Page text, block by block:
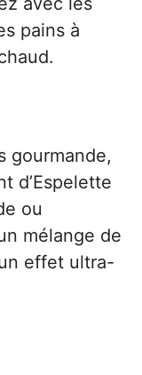
pains à
gourmande,
d’Espelette
ou
mélange de
effet ultra-